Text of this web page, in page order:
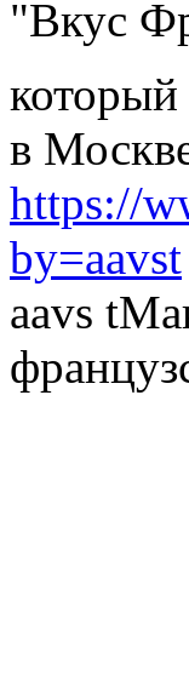
"Вкус
который
в
https://
by=aavst
aavs